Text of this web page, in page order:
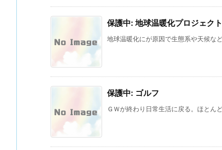
保護中: 地球温暖化プロジェクト
地球温暖化にが原因で生態系や天候な
保護中: ゴルフ
ＧＷが終わり日常生活に戻る。ほとん